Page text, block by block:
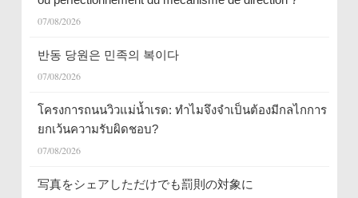
07/08/2026
반동 당원은 민족의 복이다
07/08/2026
โครงการถนนวิวแม่น้ำเรด: ทำไมจึงจำเป็นต้องมีกลไกการ
ยกเว้นความรับผิดชอบ?
07/08/2026
写真をシェアしただけでも罰則の対象に